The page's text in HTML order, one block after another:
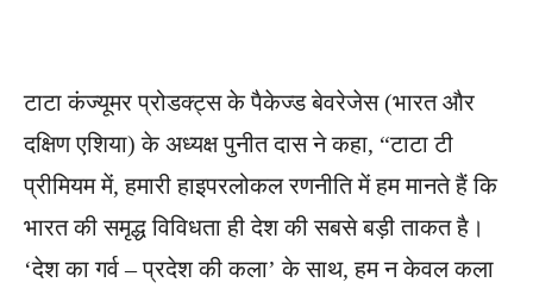
टाटा कंज्यूमर प्रोडक्ट्स के पैकेज्ड बेवरेजेस (भारत और
दक्षिण एशिया) के अध्यक्ष पुनीत दास ने कहा, “टाटा टी
प्रीमियम में, हमारी हाइपरलोकल रणनीति में हम मानते हैं कि
भारत की समृद्ध विविधता ही देश की सबसे बड़ी ताकत है।
‘देश का गर्व – प्रदेश की कला’ के साथ, हम न केवल कला